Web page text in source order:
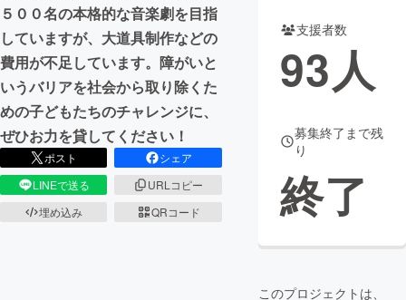
５００名の本格的な音楽劇を目指
していますが、大道具制作などの
費用が不足しています。障がいと
いうバリアを社会から取り除くた
めの子どもたちのチャレンジに、
ぜひお力を貸してください！
ポスト
シェア
LINEで送る
URLコピー
埋め込み
QRコード
支援者数
93人
募集終了まで残
り
終了
このプロジェクトは、